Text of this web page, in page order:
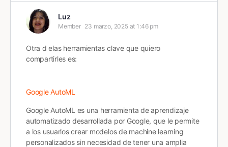
Luz
Member 23 marzo, 2025 at 1:46 pm
Otra d elas herramientas clave que quiero
compartirles es:
Google AutoML
Google AutoML es una herramienta de aprendizaje
automatizado desarrollada por Google, que le permite
a los usuarios crear modelos de machine learning
personalizados sin necesidad de tener una amplia